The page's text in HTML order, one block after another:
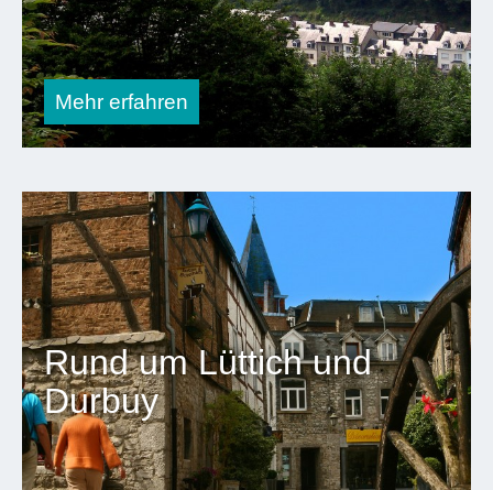
Dauer
5Tage
4Übernachtungen
Mehr erfahren
Rund um Lüttich und
Durbuy